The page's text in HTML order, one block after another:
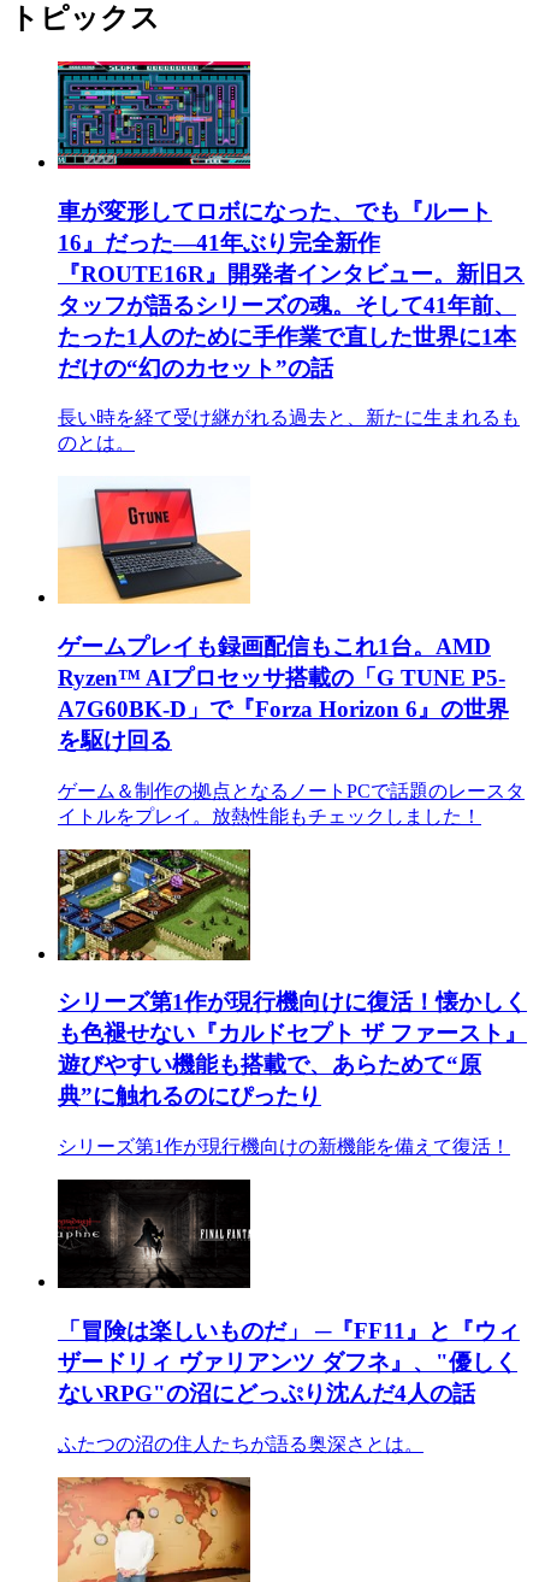
トピックス
車が変形してロボになった、でも『ルート
16』だった―41年ぶり完全新作
『ROUTE16R』開発者インタビュー。新旧ス
タッフが語るシリーズの魂。そして41年前、
たった1人のために手作業で直した世界に1本
だけの“幻のカセット”の話
長い時を経て受け継がれる過去と、新たに生まれるも
のとは。
ゲームプレイも録画配信もこれ1台。AMD
Ryzen™ AIプロセッサ搭載の「G TUNE P5-
A7G60BK-D」で『Forza Horizon 6』の世界
を駆け回る
ゲーム＆制作の拠点となるノートPCで話題のレースタ
イトルをプレイ。放熱性能もチェックしました！
シリーズ第1作が現行機向けに復活！懐かしく
も色褪せない『カルドセプト ザ ファースト』
遊びやすい機能も搭載で、あらためて“原
典”に触れるのにぴったり
シリーズ第1作が現行機向けの新機能を備えて復活！
「冒険は楽しいものだ」 ─『FF11』と『ウィ
ザードリィ ヴァリアンツ ダフネ』、"優しく
ないRPG"の沼にどっぷり沈んだ4人の話
ふたつの沼の住人たちが語る奥深さとは。